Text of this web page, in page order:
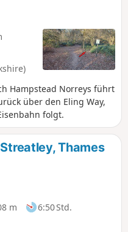
Hampstead Norreys führt
über den Eling Way,
folgt.
Thames
m
6:50 Std.